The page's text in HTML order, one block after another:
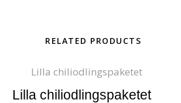
RELATED PRODUCTS
Lilla chiliodlingspaketet